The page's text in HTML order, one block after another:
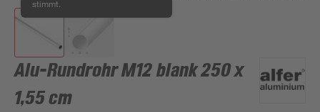
stimmt.
Alu-Rundrohr M12 blank 250 x
1,55 cm